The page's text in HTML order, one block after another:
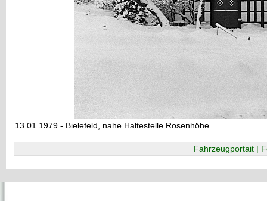
13.01.1979 - Bielefeld, nahe Haltestelle Rosenhöhe
Fahrzeugportait |